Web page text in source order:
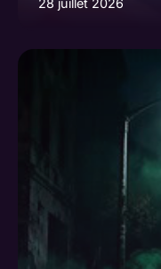
28 juillet 2026